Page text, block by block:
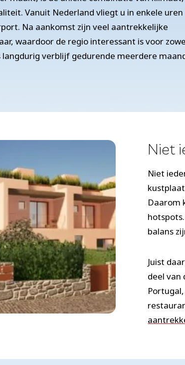
Vanuit Nederland vliegt u in enkele uren
Na aankomst zijn veel aantrekkelijke
waardoor de regio interessant is voor
verblijf gedurende meerdere
Niet
Niet
Daarom
balans
Juist
deel van